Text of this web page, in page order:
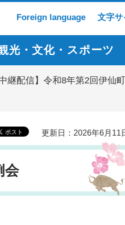
Foreign language 文字
光・文化・スポーツ
継配信】令和8年第2回伊仙
更新日：2026年6月11
会